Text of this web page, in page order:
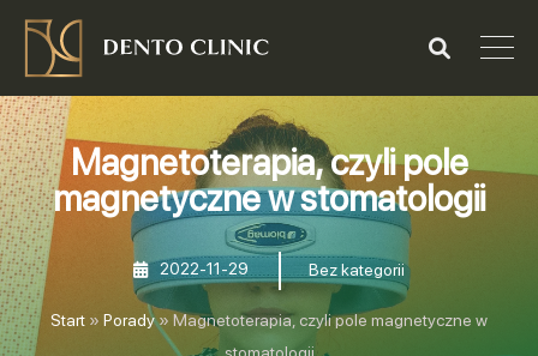
Magnetoterapia, czyli pole
magnetyczne w stomatologii
2022-11-29 Bez kategorii
Start » Porady» Magnetoterapia, czyli pole magnetyczne w